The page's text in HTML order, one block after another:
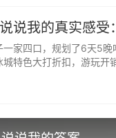
说我的真实感受
家四口，规划了6天5
特色大打折扣，游玩开